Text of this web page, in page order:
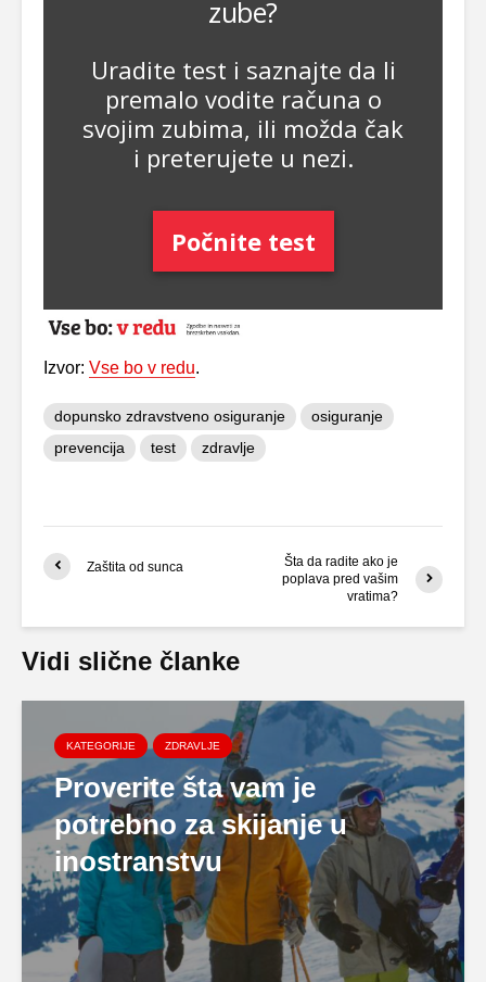
Izvor: Vse bo v redu.
dopunsko zdravstveno osiguranje
osiguranje
prevencija
test zdravlje
Zaštita od sunca
Šta da radite ako je
poplava pred vašim
vratima?
Vidi slične članke
KATEGORIJE ZDRAVLJE
Proverite šta vam je
potrebno za skijanje u
inostranstvu